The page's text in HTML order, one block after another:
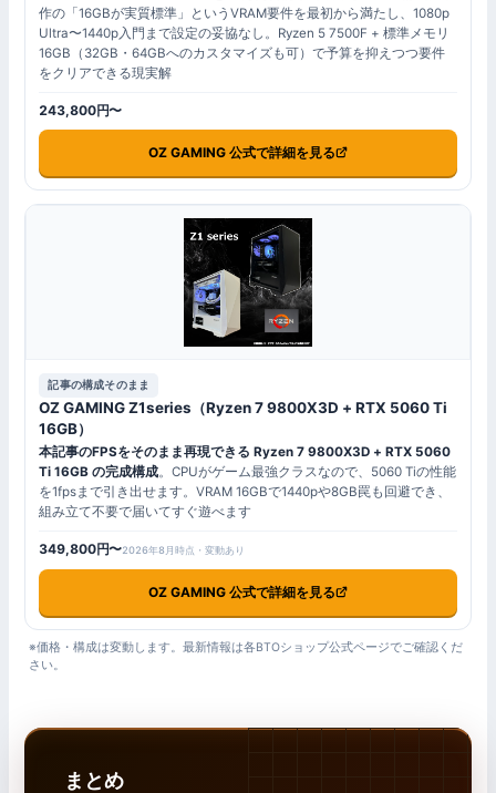
作の「16GBが実質標準」というVRAM要件を最初から満たし、1080p
Ultra〜1440p入門まで設定の妥協なし。Ryzen 5 7500F + 標準メモリ
16GB（32GB・64GBへのカスタマイズも可）で予算を抑えつつ要件
をクリアできる現実解
243,800円〜
OZ GAMING 公式で詳細を見る
記事の構成そのまま
OZ GAMING Z1series（Ryzen 7 9800X3D + RTX 5060 Ti
16GB）
本記事のFPSをそのまま再現できる Ryzen 7 9800X3D + RTX 5060
Ti 16GB の完成構成。CPUがゲーム最強クラスなので、5060 Tiの性能
を1fpsまで引き出せます。VRAM 16GBで1440pや8GB罠も回避でき、
組み立て不要で届いてすぐ遊べます
349,800円〜2026年8月時点・変動あり
OZ GAMING 公式で詳細を見る
※価格・構成は変動します。最新情報は各BTOショップ公式ページでご確認くだ
さい。
まとめ